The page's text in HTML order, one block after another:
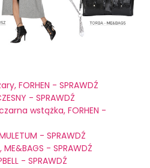
FORHEN - SPRAWDŹ
- SPRAWDŹ
wstążka, FORHEN -
- SPRAWDŹ
- SPRAWDŹ
- SPRAWDŹ